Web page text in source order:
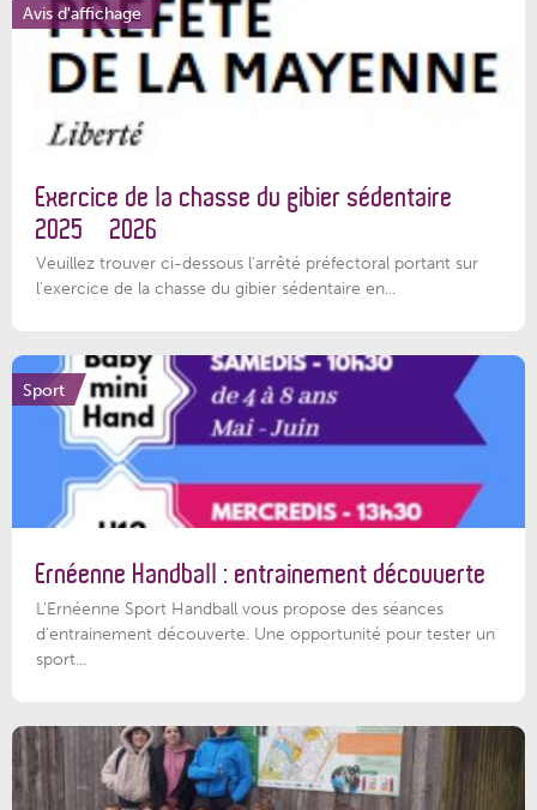
Avis d'affichage
Exercice de la chasse du gibier sédentaire
2025 – 2026
Veuillez trouver ci-dessous l'arrêté préfectoral portant sur
l'exercice de la chasse du gibier sédentaire en...
Sport
Ernéenne Handball : entrainement découverte
L'Ernéenne Sport Handball vous propose des séances
d'entrainement découverte. Une opportunité pour tester un
sport...